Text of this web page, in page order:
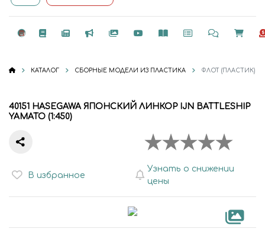
КАТАЛОГ СБОРНЫЕ МОДЕЛИ ИЗ ПЛАСТИКА ФЛОТ (ПЛАСТИК)
40151 HASEGAWA ЯПОНСКИЙ ЛИНКОР IJN BATTLESHIP
YAMATO (1:450)
В избранное
Узнать о снижении
цены